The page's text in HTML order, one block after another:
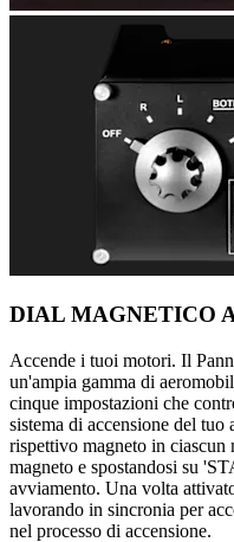
DIAL MAGNETICO
Accende i tuoi motori. Il
un'ampia gamma di
cinque impostazioni che
sistema di accensione del
rispettivo magneto in
magneto e spostandosi su
avviamento. Una volta
lavorando in sincronia per
nel processo di accensione.